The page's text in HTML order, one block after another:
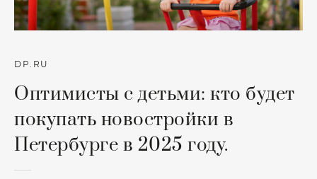
DP.RU
Оптимисты с детьми: кто будет
покупать новостройки в
Петербурге в 2025 году.